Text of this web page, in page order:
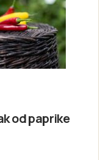
od paprike